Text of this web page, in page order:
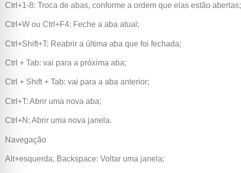
Ctrl+1-8: Troca de abas, conforme a ordem que elas estão abertas;
Ctrl+W ou Ctrl+F4: Feche a aba atual;
Ctrl+Shift+T: Reabrir a última aba que foi fechada;
Ctrl + Tab: vai para a próxima aba;
Ctrl + Shift + Tab: vai para a aba anterior;
Ctrl+T: Abrir uma nova aba;
Ctrl+N: Abrir uma nova janela.
Navegação
Alt+esquerda, Backspace: Voltar uma janela;